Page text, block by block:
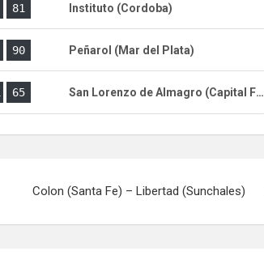
81 Instituto (Cordoba)
90 Peñarol (Mar del Plata)
65 San Lorenzo de Almagro (Capital Federal)
Colon (Santa Fe) – Libertad (Sunchales)